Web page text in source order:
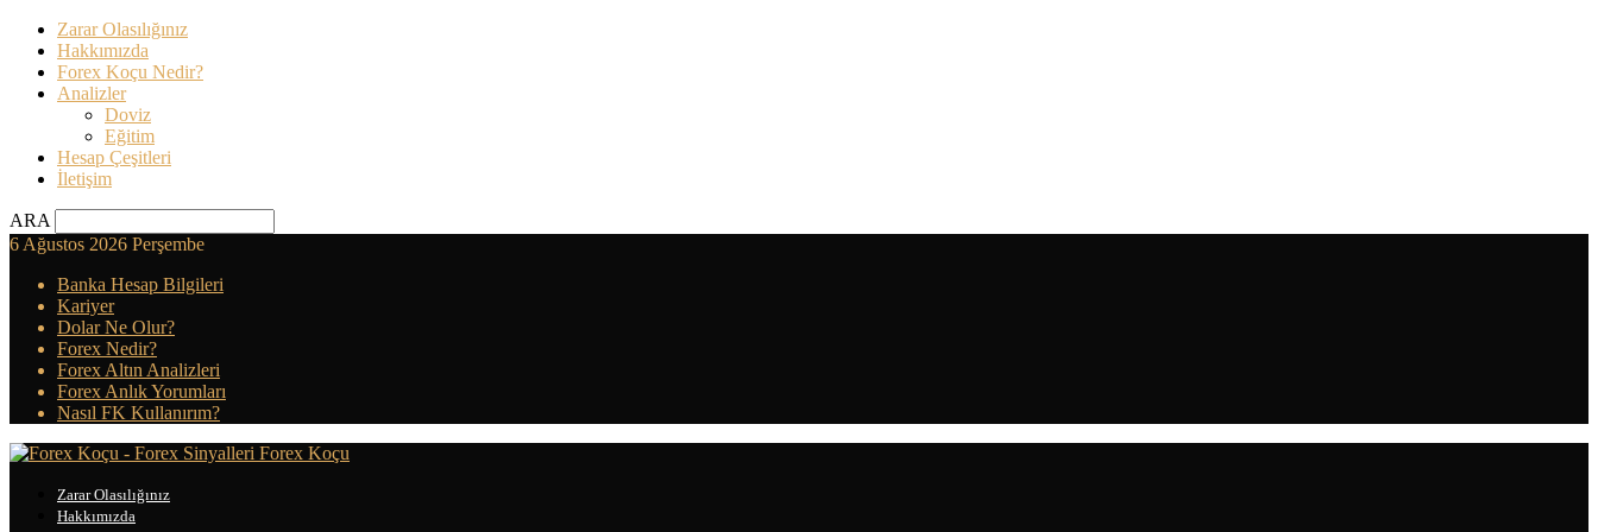
Zarar Olasılığınız
Hakkımızda
Forex Koçu Nedir?
Analizler
Doviz
Eğitim
Hesap Çeşitleri
İletişim
ARA
6 Ağustos 2026 Perşembe
Banka Hesap Bilgileri
Kariyer
Dolar Ne Olur?
Forex Nedir?
Forex Altın Analizleri
Forex Anlık Yorumları
Nasıl FK Kullanırım?
Forex Koçu
Zarar Olasılığınız
Hakkımızda